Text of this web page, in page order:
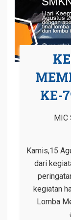
KE-
MIC
Kamis,15
dari
kegiatan
Lomba